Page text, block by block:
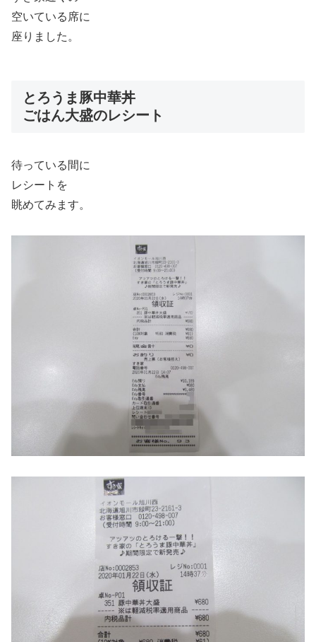
空いている席に
座りました。
とろうま豚中華丼
ごはん大盛のレシート
待っている間に
レシートを
眺めてみます。